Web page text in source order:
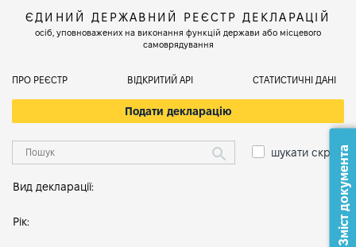
ЄДИНИЙ ДЕРЖАВНИЙ РЕЄСТР ДЕКЛАРАЦІЙ
осіб, уповноважених на виконання функцій держави або місцевого
самоврядування
ПРО РЕЄСТР ВІДКРИТИЙ АРІ СТАТИСТИЧНІ ДАНІ
Подати декларацію
шукати скрізь
Вид декларації:
Рік: Зміст документа